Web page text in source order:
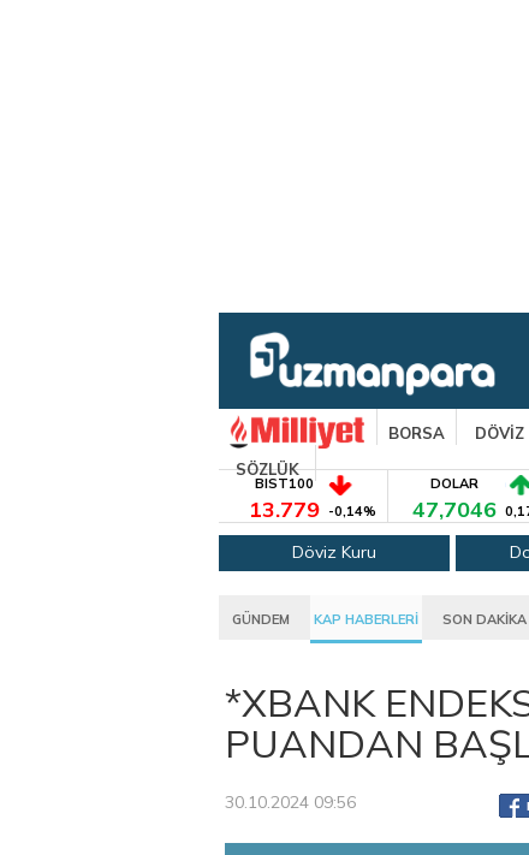
BORSA DÖVİZ
SÖZLÜK
BIST100
13.779 -0,14%
DOLAR
47,7046
Döviz Kuru
GÜNDEM KAP HABERLERİ SON DAKİKA
*XBANK
PUANDAN
30.10.2024 09:56